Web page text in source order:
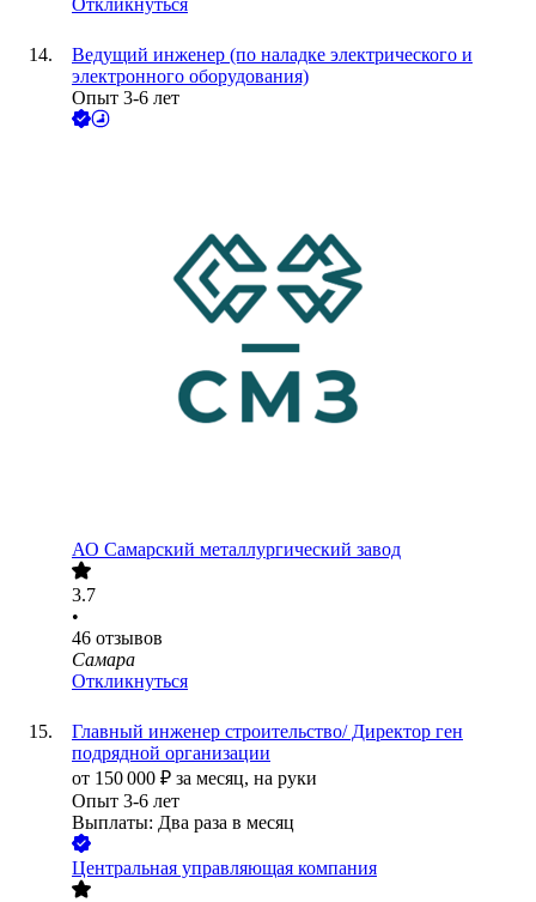
Откликнуться
Ведущий инженер (по наладке электрического и
электронного оборудования)
Опыт 3-6 лет
АО Самарский металлургический завод
3.7
•
46 отзывов
Самара
Откликнуться
Главный инженер строительство/ Директор ген
подрядной организации
от 150 000 ₽ за месяц, на руки
Опыт 3-6 лет
Выплаты: Два раза в месяц
Центральная управляющая компания